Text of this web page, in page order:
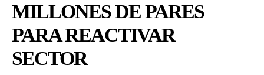
MILLONES DE PARES
PARA REACTIVAR
SECTOR